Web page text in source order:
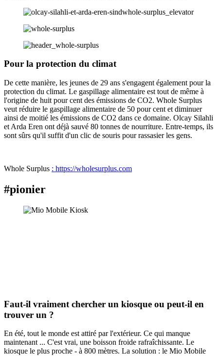
Pour la protection du climat
De cette manière, les jeunes de 29 ans s'engagent également pour la
protection du climat. Le gaspillage alimentaire est tout de même à
l'origine de huit pour cent des émissions de CO2. Whole Surplus
veut réduire le gaspillage alimentaire de 50 pour cent et diminuer
ainsi de moitié les émissions de CO2 dans ce domaine. Olcay Silahli
et Arda Eren ont déjà sauvé 80 tonnes de nourriture. Entre-temps, ils
sont sûrs qu'il suffit d'un clic de souris pour rassasier les gens.
Whole Surplus : https://wholesurplus.com
#pionier
Faut-il vraiment chercher un kiosque ou peut-il en
trouver un ?
En été, tout le monde est attiré par l'extérieur. Ce qui manque
maintenant ... C'est vrai, une boisson froide rafraîchissante. Le
kiosque le plus proche - à 800 mètres. La solution : le Mio Mobile